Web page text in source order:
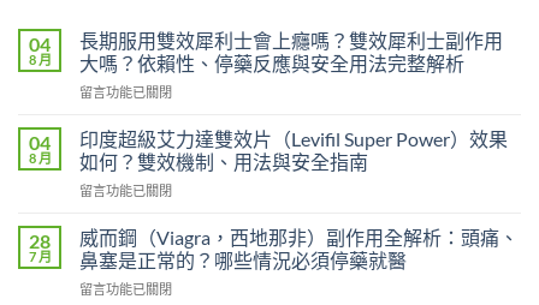
04
8 月
長期服用雙效犀利士會上癮嗎？雙效犀利士副作用
大嗎？依賴性、停藥反應與安全用法完整解析
在
期
服
用
雙
犀
利
士
會
留言功能已關閉
04
8 月
印度超級艾力達雙效片（Levifil Super Power）效果
如何？雙效機制、用法與安全指南
在
度
超
級
艾
留言功能已關閉
28
7 月
威而鋼（Viagra，西地那非）副作用全解析：頭痛、
鼻塞是正常的？哪些情況必須停藥就醫
在
留言功能已關閉